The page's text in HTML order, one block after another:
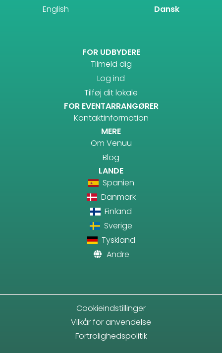
English Dansk
FOR UDBYDERE
Tilmeld dig
Log ind
Tilføj dit lokale
FOR EVENTARRANGØRER
Kontaktinformation
MERE
Om Venuu
Blog
LANDE
Spanien
Danmark
Finland
Sverige
Tyskland
Andre
Cookieindstillinger
Vilkår for anvendelse
Fortrolighedspolitik